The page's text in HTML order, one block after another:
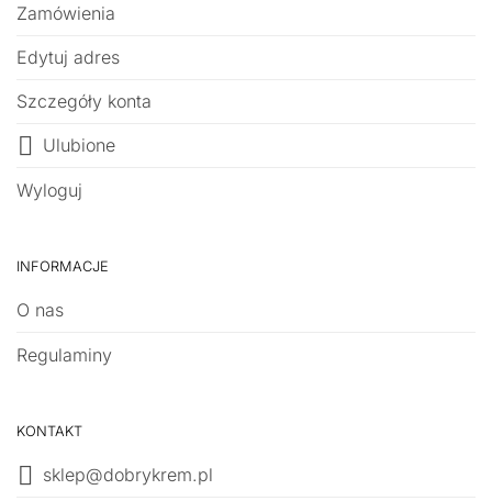
Zamówienia
Edytuj adres
Szczegóły konta
Ulubione
Wyloguj
INFORMACJE
O nas
Regulaminy
KONTAKT
sklep@dobrykrem.pl